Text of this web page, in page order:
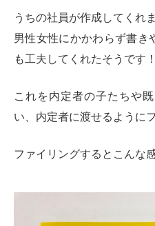
うちの社員が作成してくれ
男性女性にかかわらず書き
も工夫してくれたそうです！
これを内定者の子たちや
い、内定者に渡せるように
ファイリングするとこんな